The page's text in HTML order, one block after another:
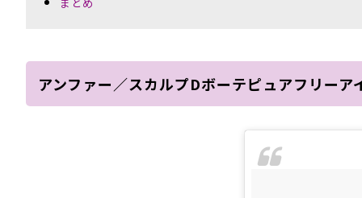
まとめ
アンファー／スカルプDボーテピュアフリーア